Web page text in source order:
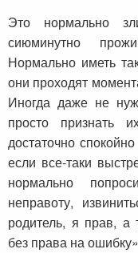
Это нормально
сиюминутно
Нормально иметь
они проходят
Иногда даже не
просто признать
достаточно
если все-таки
нормально
неправоту,
родитель, я прав,
без права на